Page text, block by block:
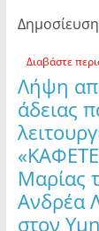
Διαβάστε
Λήψη
άδειας
Μαρίας
Ανδρέα
στον